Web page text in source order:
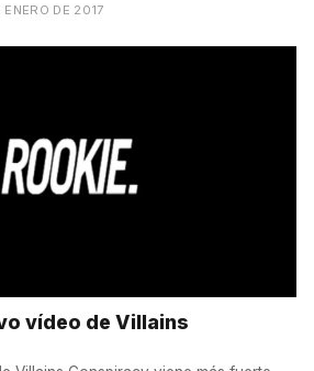
DE 2017
vídeo de Villains